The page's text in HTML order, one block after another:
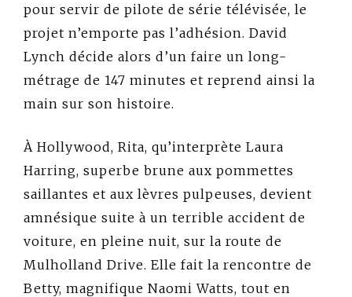
pour servir de pilote de série télévisée, le
projet n’emporte pas l’adhésion. David
Lynch décide alors d’un faire un long-
métrage de 147 minutes et reprend ainsi la
main sur son histoire.
À Hollywood, Rita, qu’interprète Laura
Harring, superbe brune aux pommettes
saillantes et aux lèvres pulpeuses, devient
amnésique suite à un terrible accident de
voiture, en pleine nuit, sur la route de
Mulholland Drive. Elle fait la rencontre de
Betty, magnifique Naomi Watts, tout en